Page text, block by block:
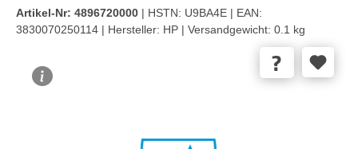
Artikel-Nr: 4896720000 | HSTN: U9BA4E | EAN:
3830070250114 | Hersteller: HP | Versandgewicht: 0.1 kg